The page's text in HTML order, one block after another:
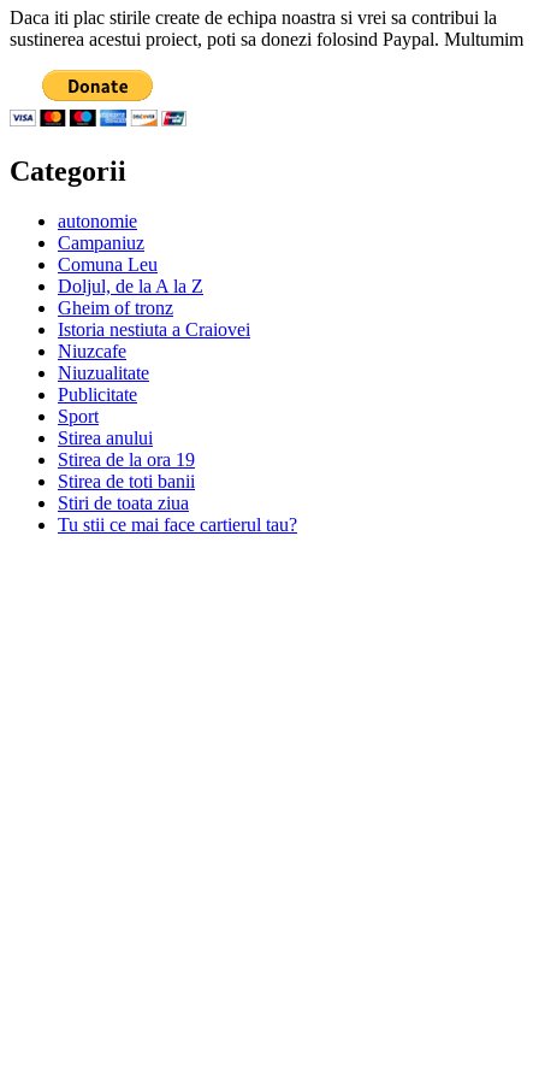
Daca iti plac stirile create de echipa noastra si vrei sa contribui la
sustinerea acestui proiect, poti sa donezi folosind Paypal. Multumim
Categorii
autonomie
Campaniuz
Comuna Leu
Doljul, de la A la Z
Gheim of tronz
Istoria nestiuta a Craiovei
Niuzcafe
Niuzualitate
Publicitate
Sport
Stirea anului
Stirea de la ora 19
Stirea de toti banii
Stiri de toata ziua
Tu stii ce mai face cartierul tau?